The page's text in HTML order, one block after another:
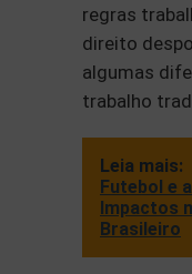
regras
direito
algumas
trabalho
Leia mais:
Futebol e
Impactos
Brasileiro